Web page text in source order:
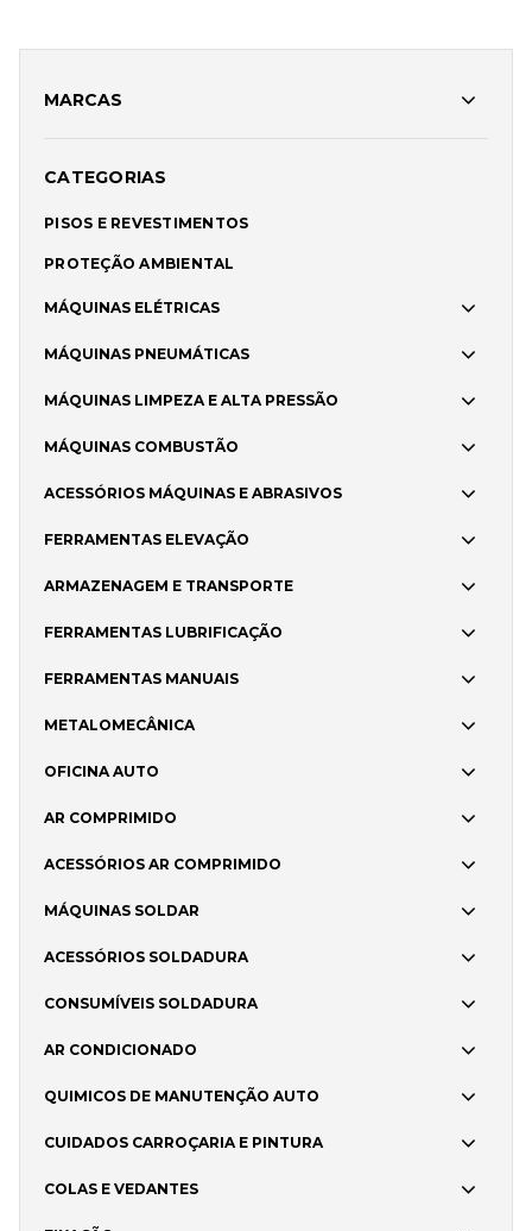
MARCAS
CATEGORIAS
PISOS E REVESTIMENTOS
PROTEÇÃO AMBIENTAL
MÁQUINAS ELÉTRICAS
MÁQUINAS PNEUMÁTICAS
MÁQUINAS LIMPEZA E ALTA PRESSÃO
MÁQUINAS COMBUSTÃO
ACESSÓRIOS MÁQUINAS E ABRASIVOS
FERRAMENTAS ELEVAÇÃO
ARMAZENAGEM E TRANSPORTE
FERRAMENTAS LUBRIFICAÇÃO
FERRAMENTAS MANUAIS
METALOMECÂNICA
OFICINA AUTO
AR COMPRIMIDO
ACESSÓRIOS AR COMPRIMIDO
MÁQUINAS SOLDAR
ACESSÓRIOS SOLDADURA
CONSUMÍVEIS SOLDADURA
AR CONDICIONADO
QUIMICOS DE MANUTENÇÃO AUTO
CUIDADOS CARROÇARIA E PINTURA
COLAS E VEDANTES